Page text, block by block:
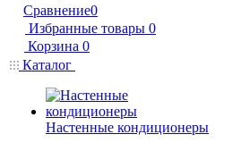
Сравнение0
Избранные товары 0
Корзина 0
Каталог
Настенные кондиционеры